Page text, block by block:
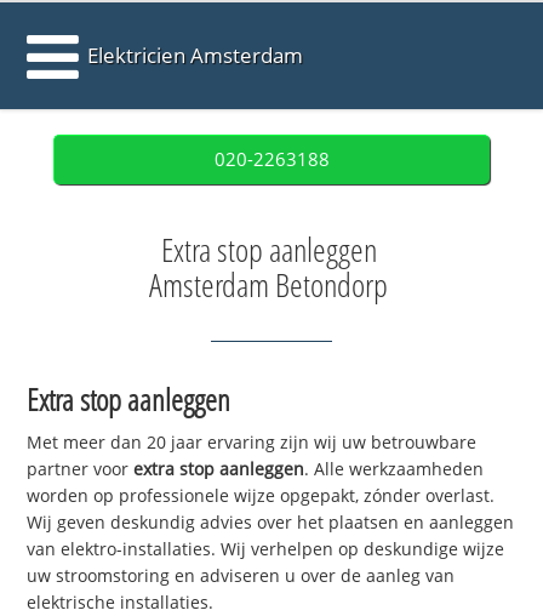
Elektricien Amsterdam
020-2263188
Extra stop aanleggen
Amsterdam Betondorp
Extra stop aanleggen
Met meer dan 20 jaar ervaring zijn wij uw betrouwbare
partner voorextra stop aanleggen. Alle werkzaamheden
worden op professionele wijze opgepakt, zónder overlast.
Wij geven deskundig advies over het plaatsen en aanleggen
van elektro-installaties. Wij verhelpen op deskundige wijze
uw stroomstoring en adviseren u over de aanleg van
elektrische installaties.